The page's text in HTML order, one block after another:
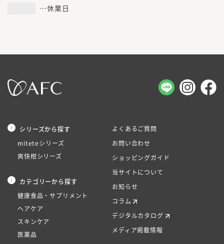
…休業日
シリーズから探す
miteteシリーズ
爽快柑シリーズ
カテゴリーから探す
健康食品・サプリメント
ヘアケア
スキンケア
医薬品
よくあるご質問
お問い合わせ
ショッピングガイド
当サイトについて
お知らせ
コラム
デジタルカタログ
メディア掲載情報